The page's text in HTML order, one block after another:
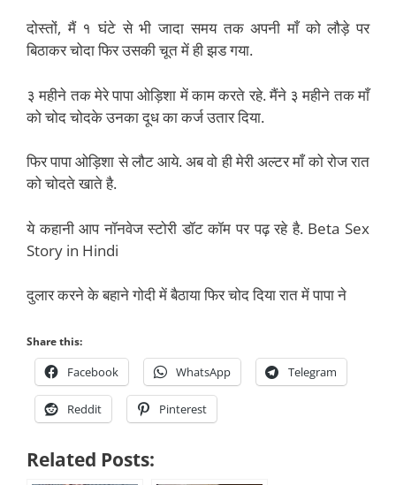
दोस्तों, मैं १ घंटे से भी जादा समय तक अपनी माँ को लौड़े पर
बिठाकर चोदा फिर उसकी चूत में ही झड गया.
३ महीने तक मेरे पापा ओड़िशा में काम करते रहे. मैंने ३ महीने तक माँ
को चोद चोदके उनका दूध का कर्ज उतार दिया.
फिर पापा ओड़िशा से लौट आये. अब वो ही मेरी अल्टर माँ को रोज रात
को चोदते खाते है.
ये कहानी आप नॉनवेज स्टोरी डॉट कॉम पर पढ़ रहे है. Beta Sex
Story in Hindi
दुलार करने के बहाने गोदी में बैठाया फिर चोद दिया रात में पापा ने
Share this:
Facebook WhatsApp Telegram
Reddit Pinterest
Related Posts: